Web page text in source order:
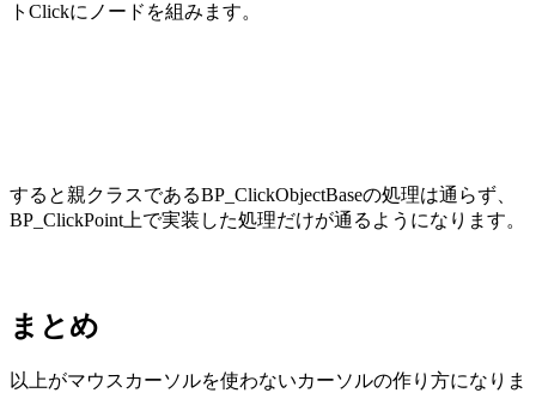
トClickにノードを組みます。
すると親クラスであるBP_ClickObjectBaseの処理は通らず、
BP_ClickPoint上で実装した処理だけが通るようになります。
まとめ
以上がマウスカーソルを使わないカーソルの作り方になりま